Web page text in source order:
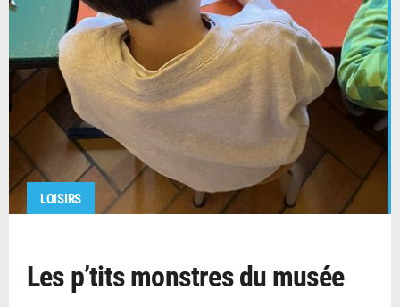
LOISIRS
Les p’tits monstres du musée